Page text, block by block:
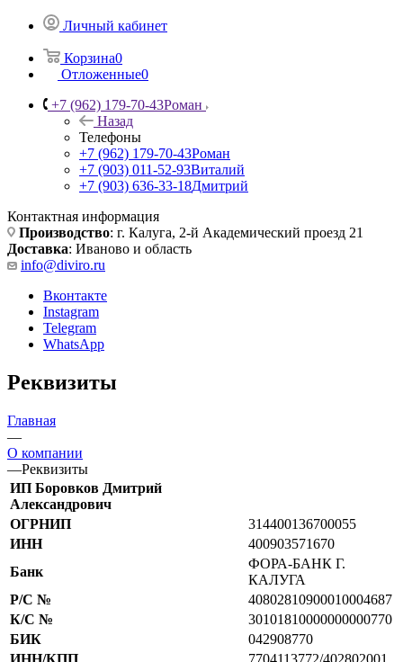
Личный кабинет
Корзина0
Отложенные0
+7 (962) 179-70-43Роман
Назад
Телефоны
+7 (962) 179-70-43Роман
+7 (903) 011-52-93Виталий
+7 (903) 636-33-18Дмитрий
Контактная информация
Производство: г. Калуга, 2-й Академический проезд 21
Доставка: Иваново и область
info@diviro.ru
Вконтакте
Instagram
Telegram
WhatsApp
Реквизиты
Главная
—
О компании
—Реквизиты
ИП Боровков Дмитрий
Александрович
ОГРНИП
314400136700055
ИНН
400903571670
Банк
ФОРА-БАНК Г.
КАЛУГА
Р/С №
40802810900010004687
К/С №
30101810000000000770
БИК
042908770
ИНН/КПП
7704113772/402802001